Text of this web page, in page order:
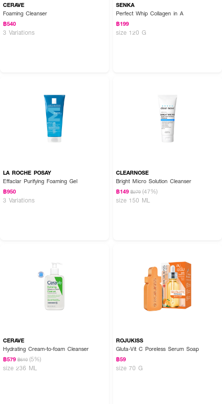
CERAVE
Foaming Cleanser
฿540
3 Variations
SENKA
Perfect Whip Collagen in A
฿199
size 120 G
LA ROCHE POSAY
Effaclar Purifying Foaming Gel
฿950
3 Variations
CLEARNOSE
Bright Micro Solution Cleanser
฿149 ฿279 (47%)
size 150 ML
CERAVE
Hydrating Cream-to-foam Cleanser
฿579 ฿610 (5%)
size 236 ML
ROJUKISS
Gluta-Vit C Poreless Serum Soap
฿59
size 70 G